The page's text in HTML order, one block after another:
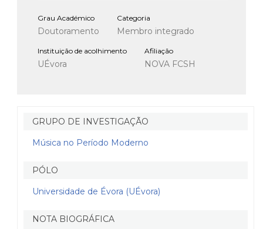
Grau Académico
Doutoramento
Categoria
Membro integrado
Instituição de acolhimento
UÉvora
Afiliação
NOVA FCSH
GRUPO DE INVESTIGAÇÃO
Música no Período Moderno
PÓLO
Universidade de Évora (UÉvora)
NOTA BIOGRÁFICA